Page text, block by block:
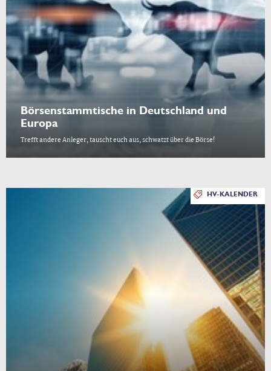
Börsenstammtische in Deutschland und
Europa
Trefft andere Anleger, tauscht euch aus, schwatzt über die Börse!
HV-KALENDER